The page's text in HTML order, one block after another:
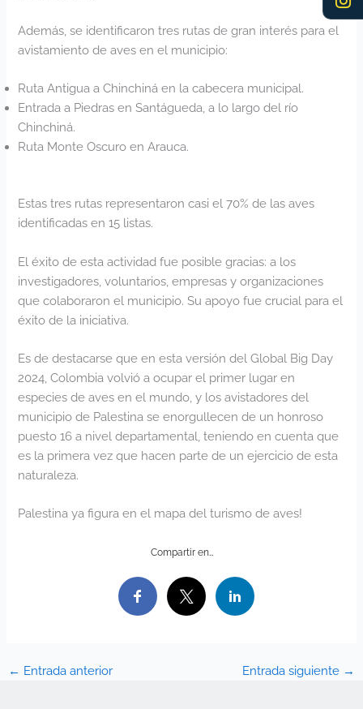
Además, se identificaron tres rutas de gran interés para el
avistamiento de aves en el municipio:
Ruta Antigua a Chinchiná en la cabecera municipal.
Entrada a Piedras en Santágueda, a lo largo del río
Chinchiná.
Ruta Monte Oscuro en Arauca.
Estas tres rutas representaron casi el 70% de las aves
identificadas en 15 listas.
El éxito de esta actividad fue posible gracias: a los
investigadores, voluntarios, empresas y organizaciones
que colaboraron el municipio. Su apoyo fue crucial para el
éxito de la iniciativa.
Es de destacarse que en esta versión del Global Big Day
2024, Colombia volvió a ocupar el primer lugar en
especies de aves en el mundo, y los avistadores del
municipio de Palestina se enorgullecen de un honroso
puesto 16 a nivel departamental, teniendo en cuenta que
es la primera vez que hacen parte de un ejercicio de esta
naturaleza.
Palestina ya figura en el mapa del turismo de aves!
Compartir en…
← Entrada anterior Entrada siguiente →